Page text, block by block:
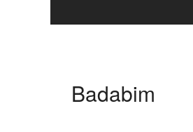
Badabim